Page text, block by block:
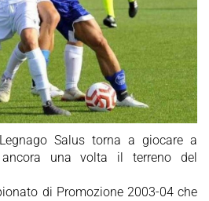
Salus torna a giocare a
ancora una volta il terreno del
di Promozione 2003-04 che